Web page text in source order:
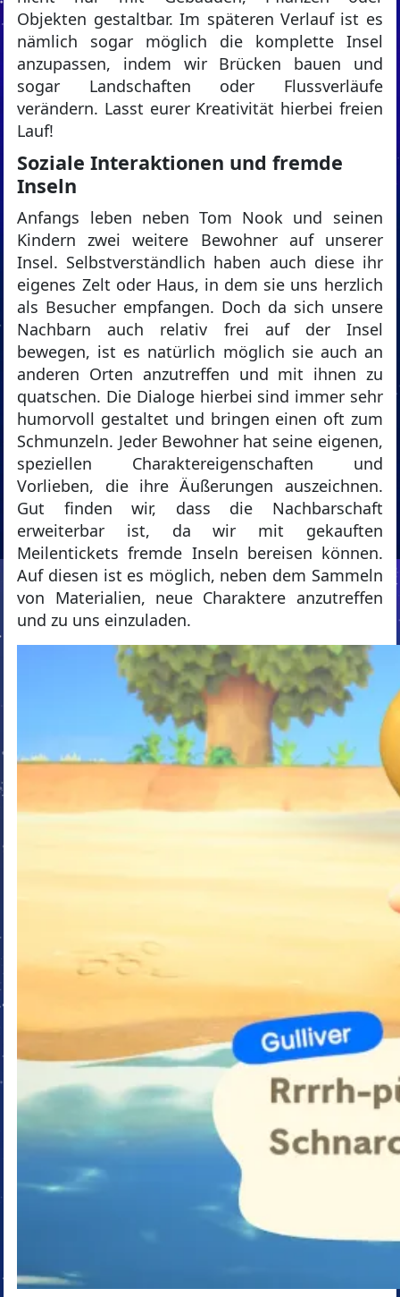
Objekten gestaltbar. Im späteren Verlauf ist es
nämlich sogar möglich die komplette Insel
anzupassen, indem wir Brücken bauen und
sogar Landschaften oder Flussverläufe
verändern. Lasst eurer Kreativität hierbei freien
Lauf!
Soziale Interaktionen und fremde
Inseln
Anfangs leben neben Tom Nook und seinen
Kindern zwei weitere Bewohner auf unserer
Insel. Selbstverständlich haben auch diese ihr
eigenes Zelt oder Haus, in dem sie uns herzlich
als Besucher empfangen. Doch da sich unsere
Nachbarn auch relativ frei auf der Insel
bewegen, ist es natürlich möglich sie auch an
anderen Orten anzutreffen und mit ihnen zu
quatschen. Die Dialoge hierbei sind immer sehr
humorvoll gestaltet und bringen einen oft zum
Schmunzeln. Jeder Bewohner hat seine eigenen,
speziellen Charaktereigenschaften und
Vorlieben, die ihre Äußerungen auszeichnen.
Gut finden wir, dass die Nachbarschaft
erweiterbar ist, da wir mit gekauften
Meilentickets fremde Inseln bereisen können.
Auf diesen ist es möglich, neben dem Sammeln
von Materialien, neue Charaktere anzutreffen
und zu uns einzuladen.